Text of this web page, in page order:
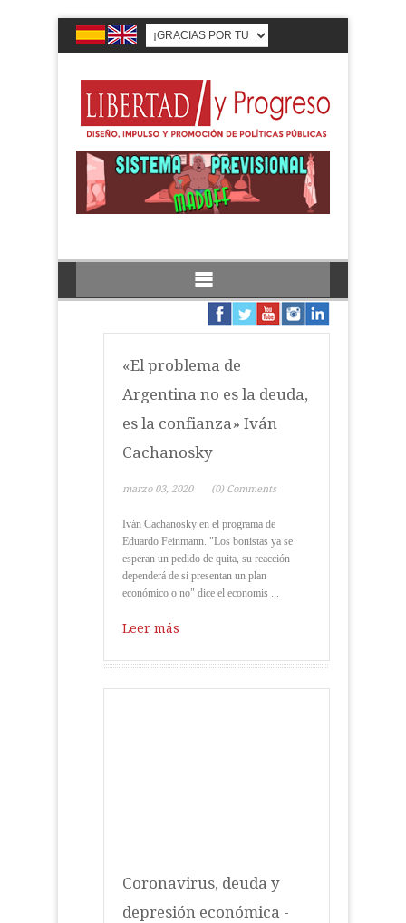
«El problema de
Argentina no es la deuda,
es la confianza» Iván
Cachanosky
marzo 03, 2020 (0) Comments
Iván Cachanosky en el programa de
Eduardo Feinmann. "Los bonistas ya se
esperan un pedido de quita, su reacción
dependerá de si presentan un plan
económico o no" dice el economis ...
Leer más
Coronavirus, deuda y
depresión económica -